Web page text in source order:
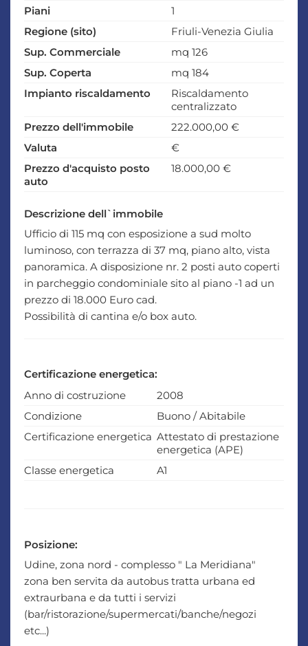
Piani
1
Regione (sito)
Friuli-Venezia Giulia
Sup. Commerciale
mq 126
Sup. Coperta
mq 184
Impianto riscaldamento
Riscaldamento
centralizzato
Prezzo dell'immobile
222.000,00 €
Valuta
€
Prezzo d'acquisto posto
auto
18.000,00 €
Descrizione dell`immobile
Ufficio di 115 mq con esposizione a sud molto
luminoso, con terrazza di 37 mq, piano alto, vista
panoramica. A disposizione nr. 2 posti auto coperti
in parcheggio condominiale sito al piano -1 ad un
prezzo di 18.000 Euro cad.
Possibilità di cantina e/o box auto.
Certificazione energetica:
Anno di costruzione
2008
Condizione
Buono / Abitabile
Certificazione energetica Attestato di prestazione
energetica (APE)
Classe energetica
A1
Posizione:
Udine, zona nord - complesso " La Meridiana"
zona ben servita da autobus tratta urbana ed
extraurbana e da tutti i servizi
(bar/ristorazione/supermercati/banche/negozi
etc...)